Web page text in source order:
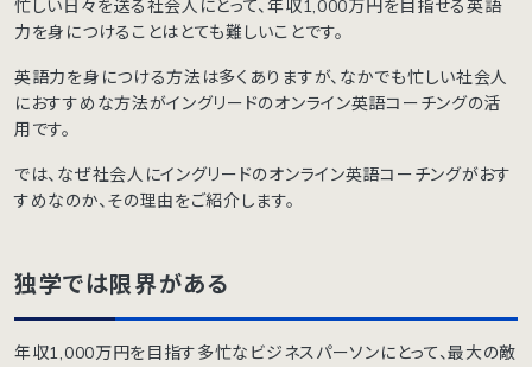
忙しい日々を送る社会人にとって、年収1,000万円を目指せる英語
力を身につけることはとても難しいことです。
英語力を身につける方法は多くありますが、なかでも忙しい社会人
におすすめな方法がイングリードのオンライン英語コーチングの活
用です。
では、なぜ社会人にイングリードのオンライン英語コーチングがおす
すめなのか、その理由をご紹介します。
独学では限界がある
年収1,000万円を目指す多忙なビジネスパーソンにとって、最大の敵